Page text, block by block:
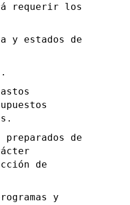
requerir los
y estados de
de
de
y